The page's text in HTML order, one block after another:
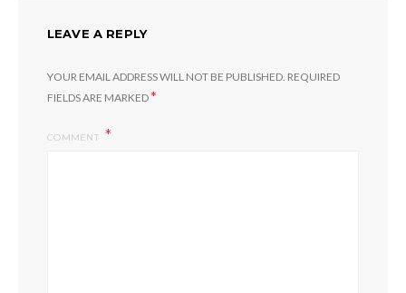
LEAVE A REPLY
YOUR EMAIL ADDRESS WILL NOT BE PUBLISHED. REQUIRED
FIELDS ARE MARKED*
COMMENT